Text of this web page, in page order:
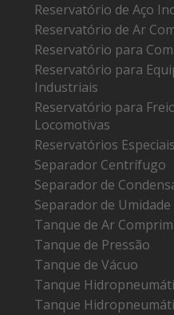
Reservatório de Aço
Reservatório de Ar
Reservatório para
Reservatório para
Industriais
Reservatório para
Locomotivas
Reservatórios Especiais
Separador Centrífugo
Separador de
Separador de Umidade
Tanque de Ar
Tanque de Pressão
Tanque de Vácuo
Tanque
Tanque